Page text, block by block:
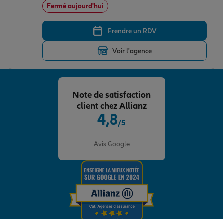
Fermé aujourd'hui
Prendre un RDV
Voir l'agence
4,8/5
Avis Google
Note de satisfaction
client chez Allianz